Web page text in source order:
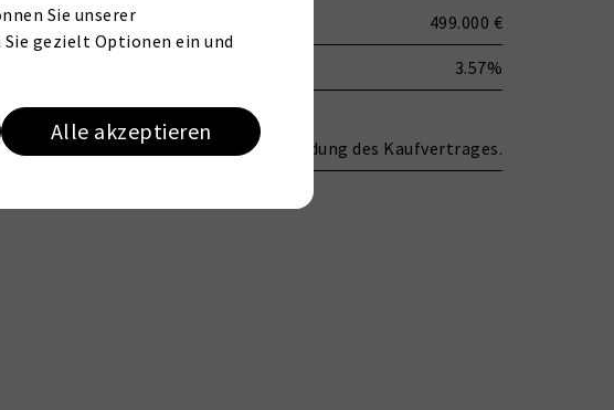
499.000 €
3.57%
ist fällig und verdient mit Beurkundung des Kaufvertrages.
Sie unserer
gezielt Optionen ein und
Alle akzeptieren